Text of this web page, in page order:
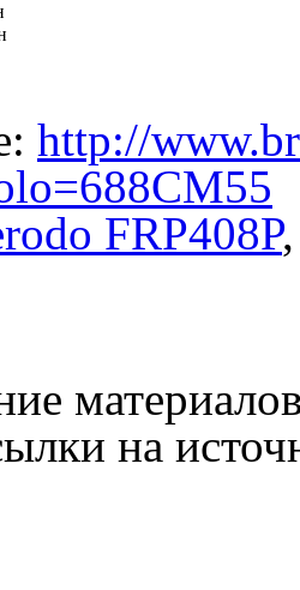
http://
FRP408P
на